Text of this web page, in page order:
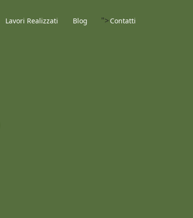
Lavori Realizzati Blog "> Contatti